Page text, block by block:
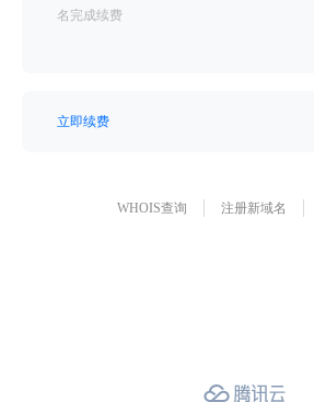
名完成续费
立即续费
WHOIS查询 注册新域名